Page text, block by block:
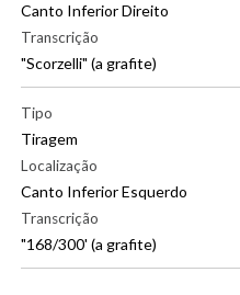
Canto Inferior Direito
Transcrição
"Scorzelli" (a grafite)
Tipo
Tiragem
Localização
Canto Inferior Esquerdo
Transcrição
"168/300' (a grafite)